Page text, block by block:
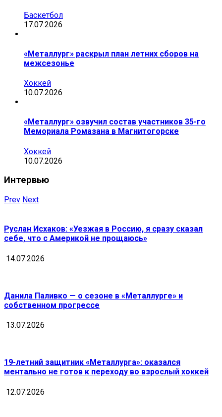
Баскетбол
17.07.2026
«Металлург» раскрыл план летних сборов на
межсезонье
Хоккей
10.07.2026
«Металлург» озвучил состав участников 35-го
Мемориала Ромазана в Магнитогорске
Хоккей
10.07.2026
Интервью
Prev Next
Руслан Исхаков: «Уезжая в Россию, я сразу сказал
себе, что с Америкой не прощаюсь»
14.07.2026
Данила Паливко — о сезоне в «Металлурге» и
собственном прогрессе
13.07.2026
19-летний защитник «Металлурга»: оказался
ментально не готов к переходу во взрослый хоккей
12.07.2026